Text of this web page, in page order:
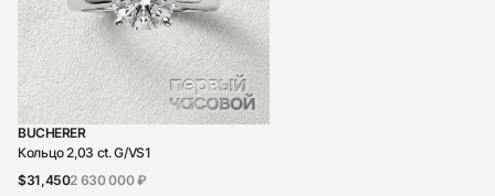
BUCHERER
Кольцо 2,03 ct. G/VS1
$31,4502 630 000 ₽